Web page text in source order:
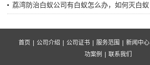
荔湾防治白蚁公司有白蚁怎么办，如何灭白蚁
首页 | 公司介绍 | 公司证书 | 服务范围 | 新闻中心
功案例
| 联系我们